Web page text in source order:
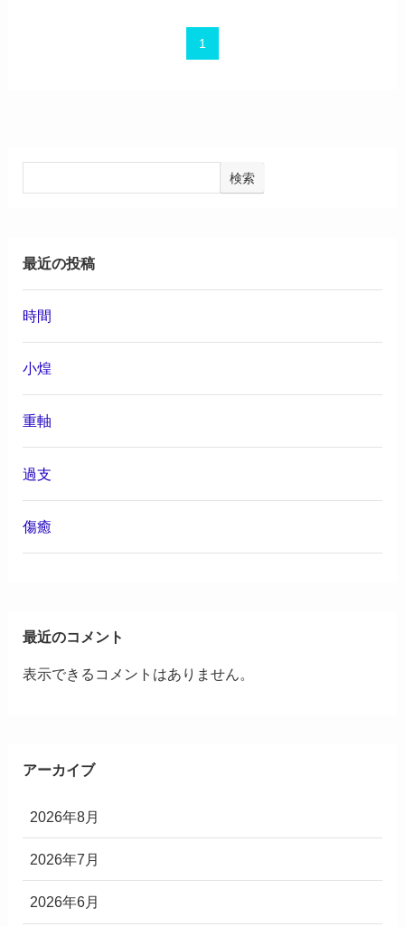
1
検索
最近の投稿
時間
小煌
重軸
過支
傷癒
最近のコメント
表示できるコメントはありません。
アーカイブ
2026年8月
2026年7月
2026年6月